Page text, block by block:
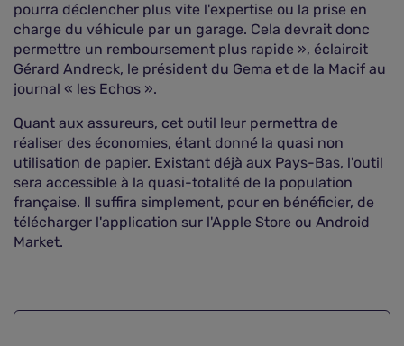
pourra déclencher plus vite l'expertise ou la prise en
charge du véhicule par un garage. Cela devrait donc
permettre un remboursement plus rapide », éclaircit
Gérard Andreck, le président du Gema et de la Macif au
journal « les Echos ».
Quant aux assureurs, cet outil leur permettra de
réaliser des économies, étant donné la quasi non
utilisation de papier. Existant déjà aux Pays-Bas, l'outil
sera accessible à la quasi-totalité de la population
française. Il suffira simplement, pour en bénéficier, de
télécharger l'application sur l'Apple Store ou Android
Market.